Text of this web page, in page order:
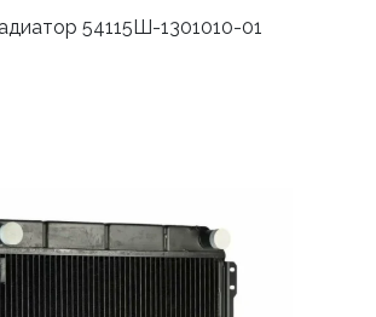
54115Ш-1301010-01